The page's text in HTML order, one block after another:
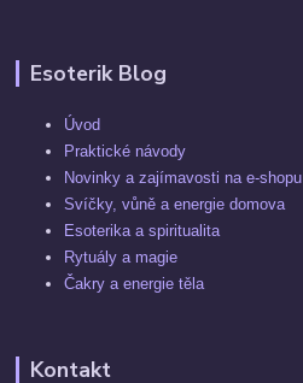
Esoterik Blog
Úvod
Praktické návody
Novinky a zajímavosti na e-shopu
Svíčky, vůně a energie domova
Esoterika a spiritualita
Rytuály a magie
Čakry a energie těla
Kontakt